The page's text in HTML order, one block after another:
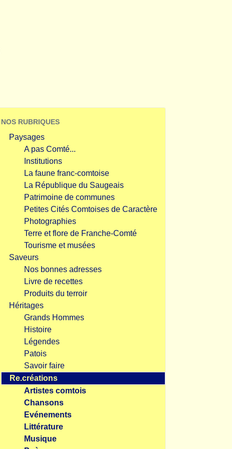
NOS RUBRIQUES
Paysages
A pas Comté...
Institutions
La faune franc-comtoise
La République du Saugeais
Patrimoine de communes
Petites Cités Comtoises de Caractère
Photographies
Terre et flore de Franche-Comté
Tourisme et musées
Saveurs
Nos bonnes adresses
Livre de recettes
Produits du terroir
Héritages
Grands Hommes
Histoire
Légendes
Patois
Savoir faire
Re.créations
Artistes comtois
Chansons
Evénements
Littérature
Musique